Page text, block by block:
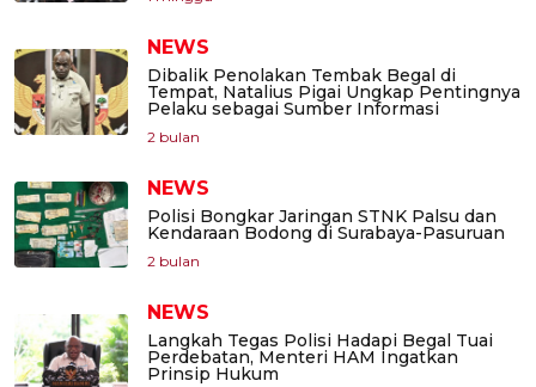
NEWS
Dibalik Penolakan Tembak Begal di
Tempat, Natalius Pigai Ungkap Pentingnya
Pelaku sebagai Sumber Informasi
2 bulan
NEWS
Polisi Bongkar Jaringan STNK Palsu dan
Kendaraan Bodong di Surabaya-Pasuruan
2 bulan
NEWS
Langkah Tegas Polisi Hadapi Begal Tuai
Perdebatan, Menteri HAM Ingatkan
Prinsip Hukum